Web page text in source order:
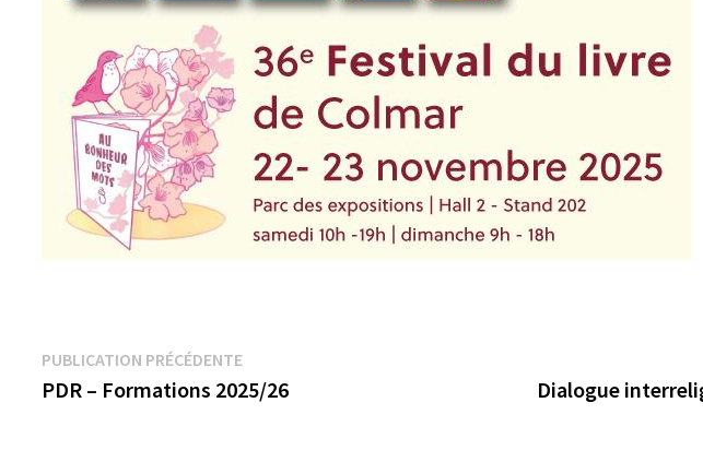
Navigation
de
PUBLICATION PRÉCÉDENTEPublication
précédente :
PDR – Formations 2025/26 Dialogue